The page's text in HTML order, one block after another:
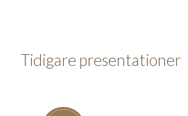
Tidigare presentationer